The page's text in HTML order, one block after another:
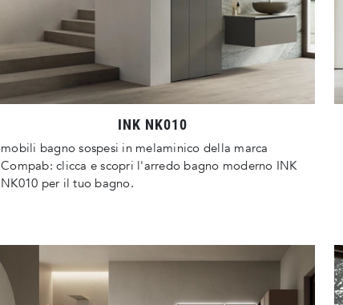
INK NK010
mobili bagno sospesi in melaminico della marca
Compab: clicca e scopri l'arredo bagno moderno INK
NK010 per il tuo bagno.